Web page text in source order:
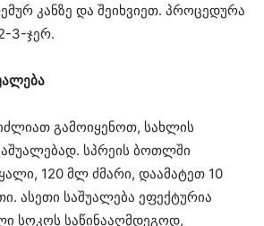
კანზე და შეიხვიეთ. პროცედურა
3-ჯერ.
გამოიყენოთ, სახლის
სპრეის ბოთლში
120 მლ ძმარი, დაამატეთ 10
ასეთი საშუალება ეფექტურია
სოკოს საწინააღმდეგოდ,